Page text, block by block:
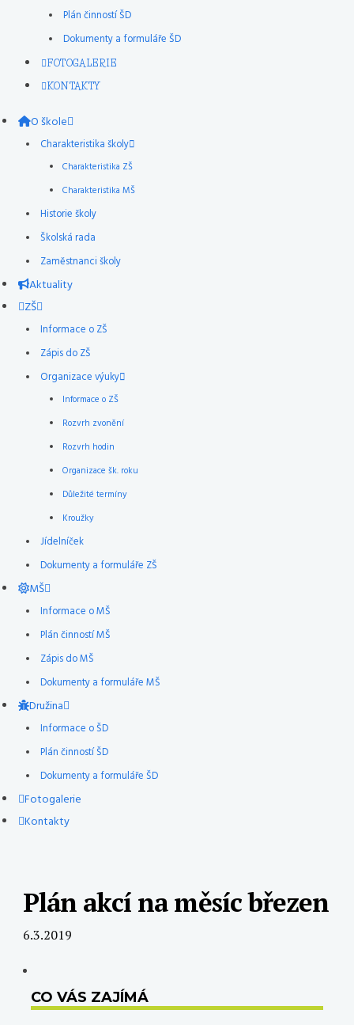
Plán činností ŠD
Dokumenty a formuláře ŠD
FOTOGALERIE
KONTAKTY
O škole
Charakteristika školy
Charakteristika ZŠ
Charakteristika MŠ
Historie školy
Školská rada
Zaměstnanci školy
Aktuality
ZŠ
Informace o ZŠ
Zápis do ZŠ
Organizace výuky
Informace o ZŠ
Rozvrh zvonění
Rozvrh hodin
Organizace šk. roku
Důležité termíny
Kroužky
Jídelníček
Dokumenty a formuláře ZŠ
MŠ
Informace o MŠ
Plán činností MŠ
Zápis do MŠ
Dokumenty a formuláře MŠ
Družina
Informace o ŠD
Plán činností ŠD
Dokumenty a formuláře ŠD
Fotogalerie
Kontakty
Plán akcí na měsíc březen
6.3.2019
CO VÁS ZAJÍMÁ